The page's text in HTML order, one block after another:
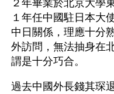
２年畢業於北京大學
１年任中國駐日本大
中日關係，理應十分
外訪問，無法抽身在
謂是十分巧合。
過去中國外長錢其琛